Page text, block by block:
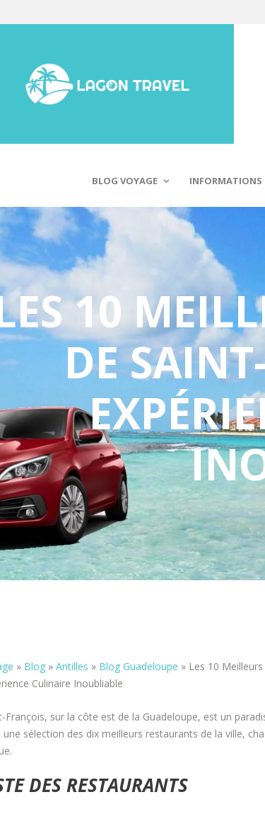
BLOG VOYAGE INFORMATIONS
10
DE
» Blog » Antilles » Blog Guadeloupe » Les 10
Culinaire Inoubliable
François, sur la côte est de la Guadeloupe, est un
une sélection des dix meilleurs restaurants de la ville,
DES RESTAURANTS